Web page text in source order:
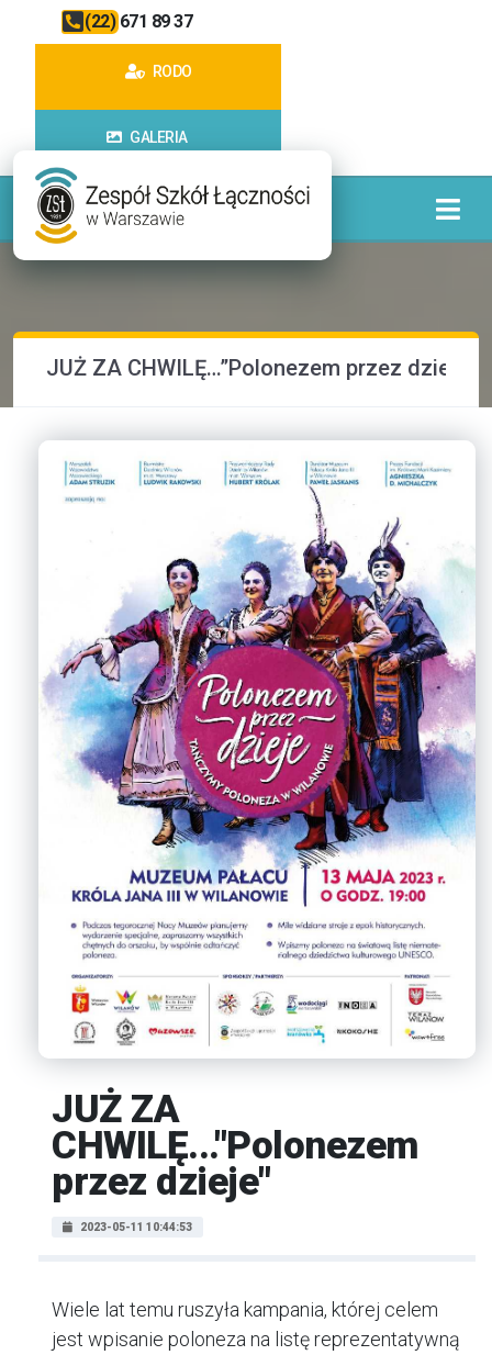
(22) 671 89 37
RODO
GALERIA
JUŻ ZA CHWILĘ…”Polonezem przez dzieje”
JUŻ ZA
CHWILĘ..."Polonezem
przez dzieje"
2023-05-11 10:44:53
Wiele lat temu ruszyła kampania, której celem
jest wpisanie poloneza na listę reprezentatywną